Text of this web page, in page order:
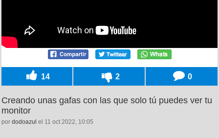
14 2 0
Creando unas gafas con las que solo tú puedes ver tu
monitor
por dodoazul el 11 oct 2022, 10:05